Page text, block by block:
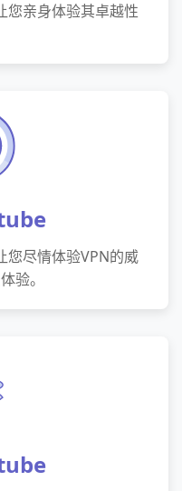
亲身体验其卓越性
尽情体验VPN的威
验。